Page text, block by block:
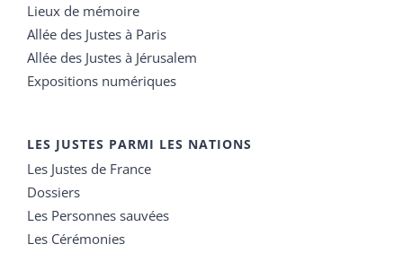
Lieux de mémoire
Allée des Justes à Paris
Allée des Justes à Jérusalem
Expositions numériques
LES JUSTES PARMI LES NATIONS
Les Justes de France
Dossiers
Les Personnes sauvées
Les Cérémonies